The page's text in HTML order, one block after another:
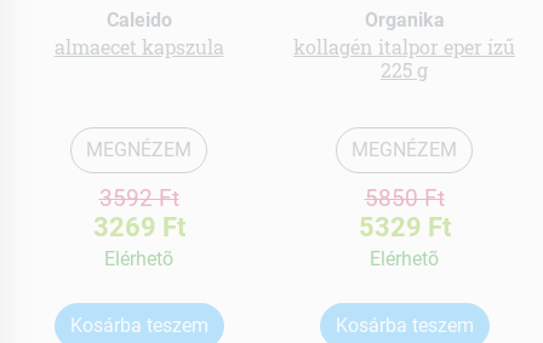
Caleido
almaecet kapszula
MEGNÉZEM
3592 Ft
3269 Ft
Elérhetõ
Kosárba teszem
Organika
kollagén italpor eper ízű
225 g
MEGNÉZEM
5850 Ft
5329 Ft
Elérhetõ
Kosárba teszem